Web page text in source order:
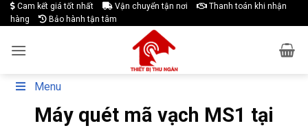
Skip
to
Cam kết giá tốt nhất Vận chuyển tận nơi
Thanh toán khi nhận
hàng
Bảo hành tận tâm
Menu
Máy quét mã vạch MS1 tại